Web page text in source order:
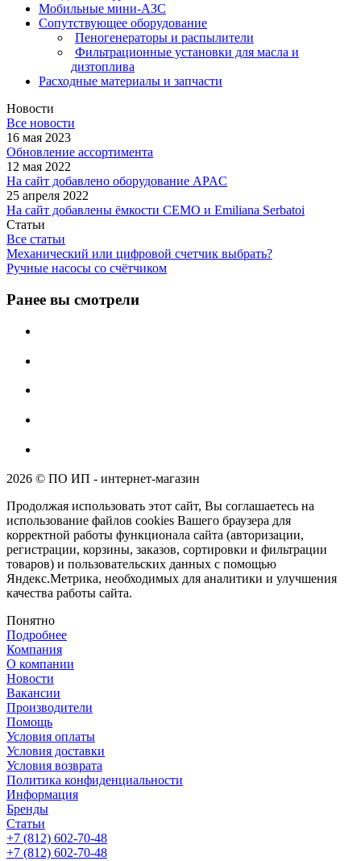
Мобильные мини-АЗС
Сопутствующее оборудование
Пеногенераторы и распылители
Фильтрационные установки для масла и
дизтоплива
Расходные материалы и запчасти
Новости
Все новости
16 мая 2023
Обновление ассортимента
12 мая 2022
На сайт добавлено оборудование APAC
25 апреля 2022
На сайт добавлены ёмкости CEMO и Emiliana Serbatoi
Статьи
Все статьи
Механический или цифровой счетчик выбрать?
Ручные насосы со счётчиком
Ранее вы смотрели
2026 © ПО ИП - интернет-магазин
Продолжая использовать этот сайт, Вы соглашаетесь на
использование файлов cookies Вашего браузера для
корректной работы функционала сайта (авторизации,
регистрации, корзины, заказов, сортировки и фильтрации
товаров) и пользовательских данных с помощью
Яндекс.Метрика, необходимых для аналитики и улучшения
качества работы сайта.
Понятно
Подробнее
Компания
О компании
Новости
Вакансии
Производители
Помощь
Условия оплаты
Условия доставки
Условия возврата
Политика конфиденциальности
Информация
Бренды
Статьи
+7 (812) 602-70-48
+7 (812) 602-70-48